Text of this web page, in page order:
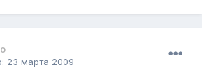
0
23 марта 2009